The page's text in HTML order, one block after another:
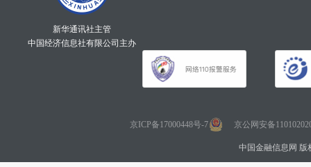
新华通讯社主管
中国经济信息社有限公司主办
京ICP备17000448号-7 京公网安备
中国金融信息网 版